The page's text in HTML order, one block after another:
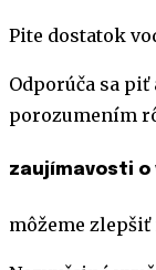
Pite dostatok
Odporúča sa piť
porozumením
zaujímavosti o
môžeme zlepšiť